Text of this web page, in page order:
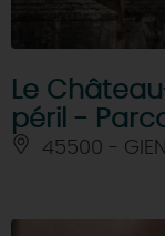
Le
péril -
45500 - GIEN